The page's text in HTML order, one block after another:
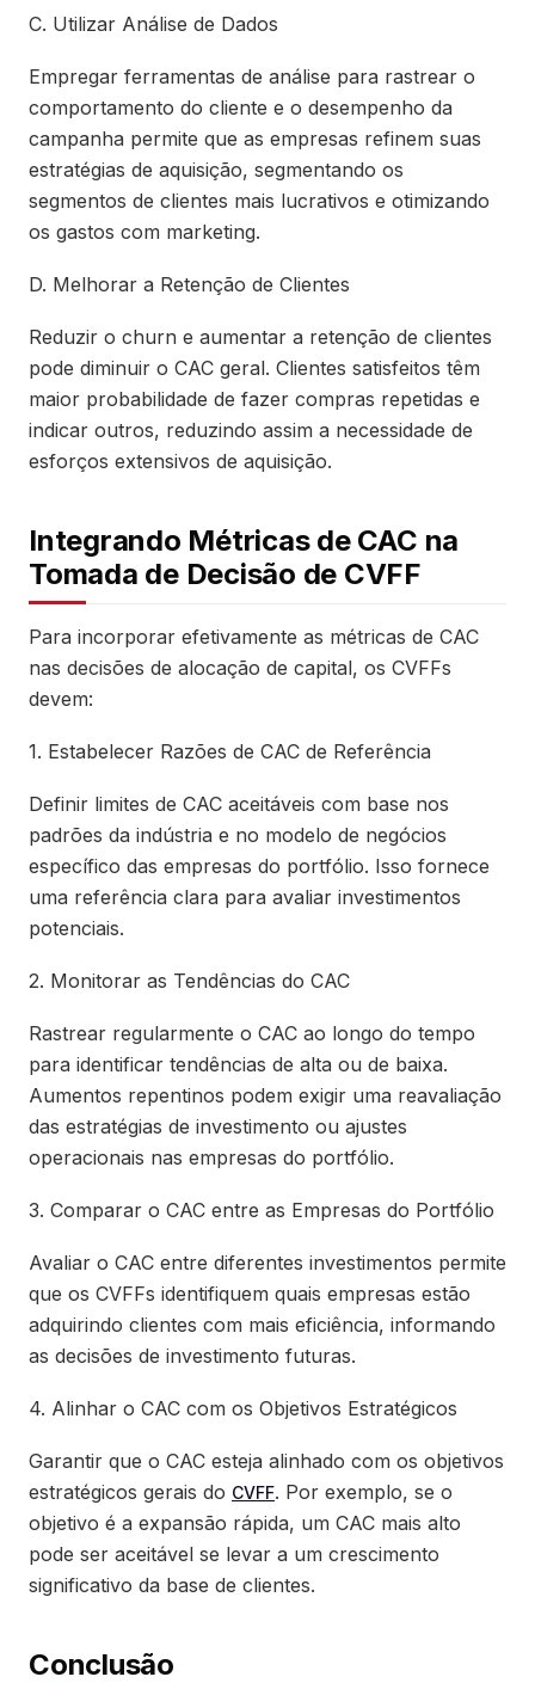
C. Utilizar Análise de Dados
Empregar ferramentas de análise para rastrear o
comportamento do cliente e o desempenho da
campanha permite que as empresas refinem suas
estratégias de aquisição, segmentando os
segmentos de clientes mais lucrativos e otimizando
os gastos com marketing.
D. Melhorar a Retenção de Clientes
Reduzir o churn e aumentar a retenção de clientes
pode diminuir o CAC geral. Clientes satisfeitos têm
maior probabilidade de fazer compras repetidas e
indicar outros, reduzindo assim a necessidade de
esforços extensivos de aquisição.
Integrando Métricas de CAC na
Tomada de Decisão de CVFF
Para incorporar efetivamente as métricas de CAC
nas decisões de alocação de capital, os CVFFs
devem:
1. Estabelecer Razões de CAC de Referência
Definir limites de CAC aceitáveis com base nos
padrões da indústria e no modelo de negócios
específico das empresas do portfólio. Isso fornece
uma referência clara para avaliar investimentos
potenciais.
2. Monitorar as Tendências do CAC
Rastrear regularmente o CAC ao longo do tempo
para identificar tendências de alta ou de baixa.
Aumentos repentinos podem exigir uma reavaliação
das estratégias de investimento ou ajustes
operacionais nas empresas do portfólio.
3. Comparar o CAC entre as Empresas do Portfólio
Avaliar o CAC entre diferentes investimentos permite
que os CVFFs identifiquem quais empresas estão
adquirindo clientes com mais eficiência, informando
as decisões de investimento futuras.
4. Alinhar o CAC com os Objetivos Estratégicos
Garantir que o CAC esteja alinhado com os objetivos
estratégicos gerais do CVFF. Por exemplo, se o
objetivo é a expansão rápida, um CAC mais alto
pode ser aceitável se levar a um crescimento
significativo da base de clientes.
Conclusão